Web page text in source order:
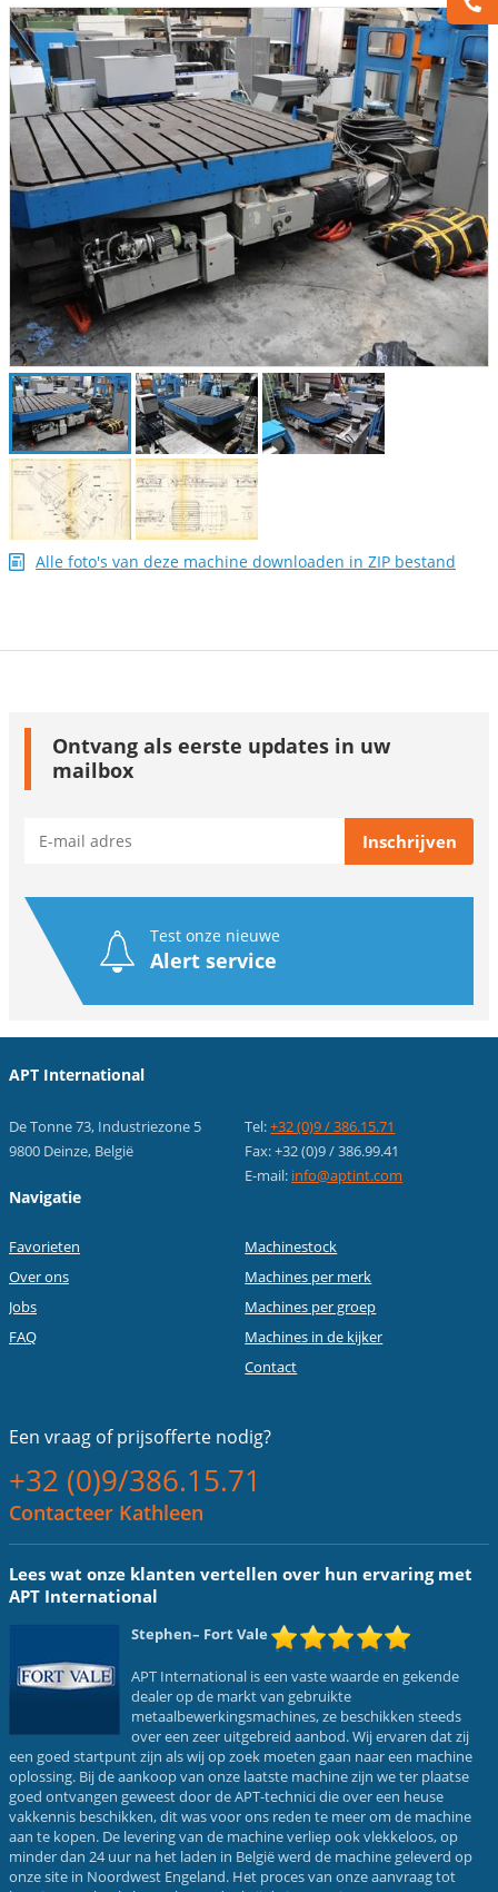
Alle foto's van deze machine downloaden in ZIP bestand
Ontvang als eerste updates in uw
mailbox
Test onze nieuwe
Alert service
APT International
De Tonne 73, Industriezone 5
9800 Deinze, België
Tel:+32 (0)9 / 386.15.71
Fax: +32 (0)9 / 386.99.41
E-mail: info@aptint.com
Navigatie
Favorieten
Over ons
Jobs
FAQ
Machinestock
Machines per merk
Machines per groep
Machines in de kijker
Contact
Een vraag ofprijsofferte nodig?
+32 (0)9/386.15.71
Contacteer Kathleen
Lees wat onze klanten vertellen over hun ervaring met
APT International
Stephen– Fort Vale
APT International is een vaste waarde en gekende
dealer op de markt van gebruikte
metaalbewerkingsmachines, ze beschikken steeds
over een zeer uitgebreid aanbod. Wij ervaren dat zij
een goed startpunt zijn als wij op zoek moeten gaan naar een machine
oplossing. Bij de aankoop van onze laatste machine zijn we ter plaatse
goed ontvangen geweest door de APT-technici die over een heuse
vakkennis beschikken, dit was voor ons reden te meer om de machine
aan te kopen. De levering van de machine verliep ook vlekkeloos, op
minder dan 24 uur na het laden in België werd de machine geleverd op
onze site in Noordwest Engeland. Het proces van onze aanvraag tot